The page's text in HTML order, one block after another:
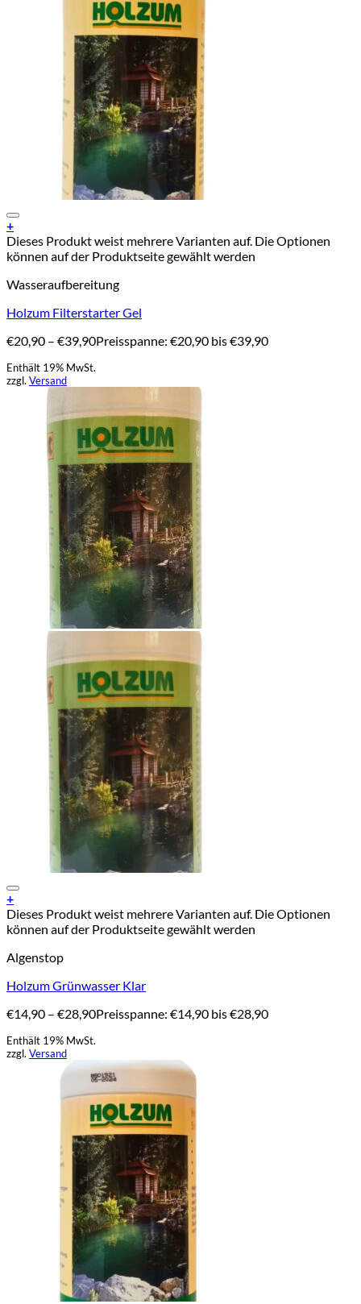
+
Dieses Produkt weist mehrere Varianten auf. Die Optionen
können auf der Produktseite gewählt werden
Wasseraufbereitung
Holzum Filterstarter Gel
€20,90 – €39,90Preisspanne: €20,90 bis €39,90
Enthält 19% MwSt.
zzgl. Versand
+
Dieses Produkt weist mehrere Varianten auf. Die Optionen
können auf der Produktseite gewählt werden
Algenstop
Holzum Grünwasser Klar
€14,90 – €28,90Preisspanne: €14,90 bis €28,90
Enthält 19% MwSt.
zzgl. Versand